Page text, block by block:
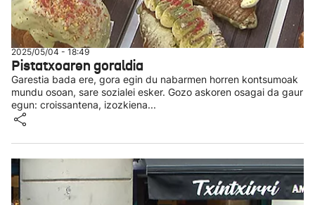
2025/05/04 - 18:49
Pistatxoaren goraldia
Garestia bada ere, gora egin du nabarmen horren kontsumoak
mundu osoan, sare sozialei esker. Gozo askoren osagai da gaur
egun: croissantena, izozkiena...